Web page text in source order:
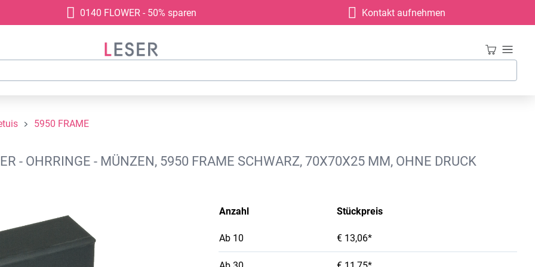
0140 FLOWER - 50% sparen Kontakt aufnehmen
5950 FRAME
- OHRRINGE - MÜNZEN, 5950 FRAME SCHWARZ, 70X70X25 MM, OHNE DRUCK
Anzahl Stückpreis
Ab 10 € 13,06*